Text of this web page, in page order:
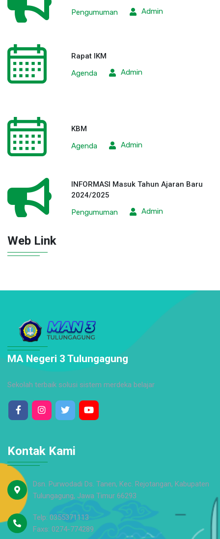
Pengumuman
Admin
Rapat IKM
Agenda
Admin
KBM
Agenda
Admin
INFORMASI Masuk Tahun Ajaran Baru
2024/2025
Pengumuman
Admin
Web Link
MA Negeri 3 Tulungagung
Sekolah terbaik solusi sistem merdeka belajar
Kontak Kami
Dsn. Purwodadi Ds. Tanen, Kec. Rejotangan, Kabupaten
Tulungagung, Jawa Timur 66293
Telp: 0355371113
Faxs: 0274-774289